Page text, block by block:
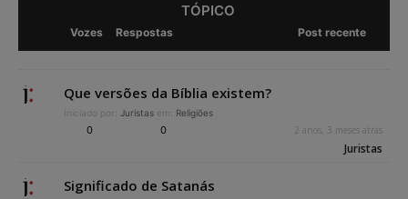
TÓPICO
Vozes Respostas Post recente
Que versões da Bíblia existem?
Iniciado por: Juristas em: Religiões
0 0 2 anos, 3 meses atrás
Juristas
Significado de Satanás